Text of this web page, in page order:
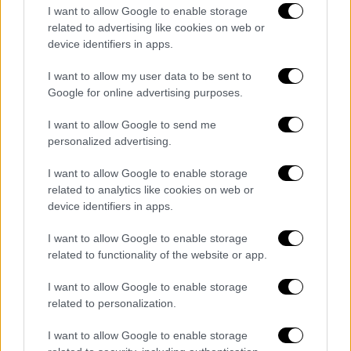
I want to allow Google to enable storage
related to advertising like cookies on web or
device identifiers in apps.
I want to allow my user data to be sent to
Google for online advertising purposes.
I want to allow Google to send me
personalized advertising.
I want to allow Google to enable storage
related to analytics like cookies on web or
device identifiers in apps.
I want to allow Google to enable storage
related to functionality of the website or app.
I want to allow Google to enable storage
related to personalization.
I want to allow Google to enable storage
Ντόναλντ Τραμπ,μετά από τηλεφωνική
συνομιλία με τον Ρώσο Πρόεδρο Βλαντίμιρ
Πούτιν, δήλωσε ότι συμφώνησαν να
συναντηθούν σύντομα στη Βουδαπέστη. Ο
Τραμπσημείωσε επίσης ότι οι ΗΠΑ δεν
απόθεμα πυραύλων κρουζ Tomahawk,
προμηθεύοντάς τους στην Ουκρανία, ενώ
επιβεβαίωσε ότι το ζήτημα των
παραδόσεων Tomahawk στοΚίεβο
συζητηθεί με τον Ρώσο ομόλογό του.
Υπενθυμίζεται πως σήμερα (17/10), οΤραμπ
σχεδιάζει θα συναντηθεί με τον Βολοντίμιρ
Ζελένσκι στον Λευκό Οίκο. Από την πλευρά
του, ο Πρόεδρος της Ουκρανίας
ελπίζει ότι η συνάντησή του με τον
Πρόεδρο Τραμπ στον Λευκό Οίκο την